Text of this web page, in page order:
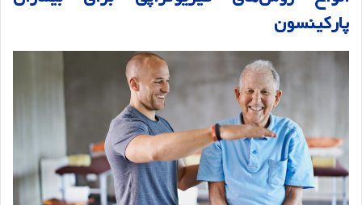
پارکینسون